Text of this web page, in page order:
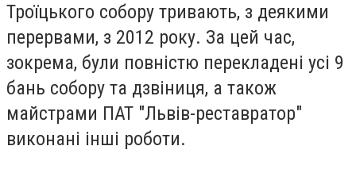
Троїцького собору тривають, з деякими
перервами, з 2012 року. За цей час,
зокрема, були повністю перекладені усі 9
бань собору та дзвіниця, а також
майстрами ПАТ "Львів-реставратор"
виконані інші роботи.